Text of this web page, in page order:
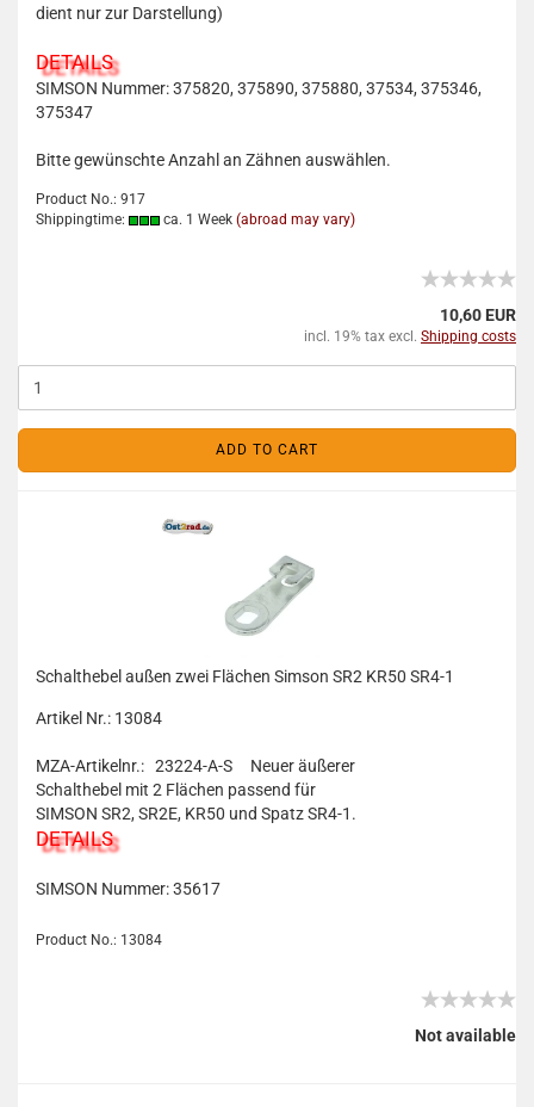
dient nur zur Darstellung)
DETAILS
SIMSON Nummer: 375820, 375890, 375880, 37534, 375346,
375347
Bitte gewünschte Anzahl an Zähnen auswählen.
Product No.: 917
Shippingtime:
ca. 1 Week (abroad may vary)
10,60 EUR
incl. 19% tax excl. Shipping costs
ADD TO CART
Schalthebel außen zwei Flächen Simson SR2 KR50 SR4-1
Artikel Nr.: 13084
MZA-Artikelnr.: 23224-A-S
Neuer äußerer
Schalthebel mit 2 Flächen passend für
SIMSON SR2, SR2E, KR50 und Spatz SR4-1.
DETAILS
SIMSON Nummer:35617
Product No.: 13084
Not available